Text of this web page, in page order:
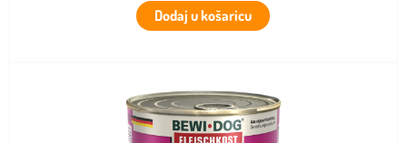
Dodaj u košaricu